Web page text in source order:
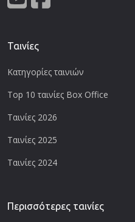
Ταινίες
Κατηγορίες ταινιών
Top 10 ταινίες Box Office
Ταινίες 2026
Ταινίες 2025
Ταινίες 2024
Περισσότερες ταινίες